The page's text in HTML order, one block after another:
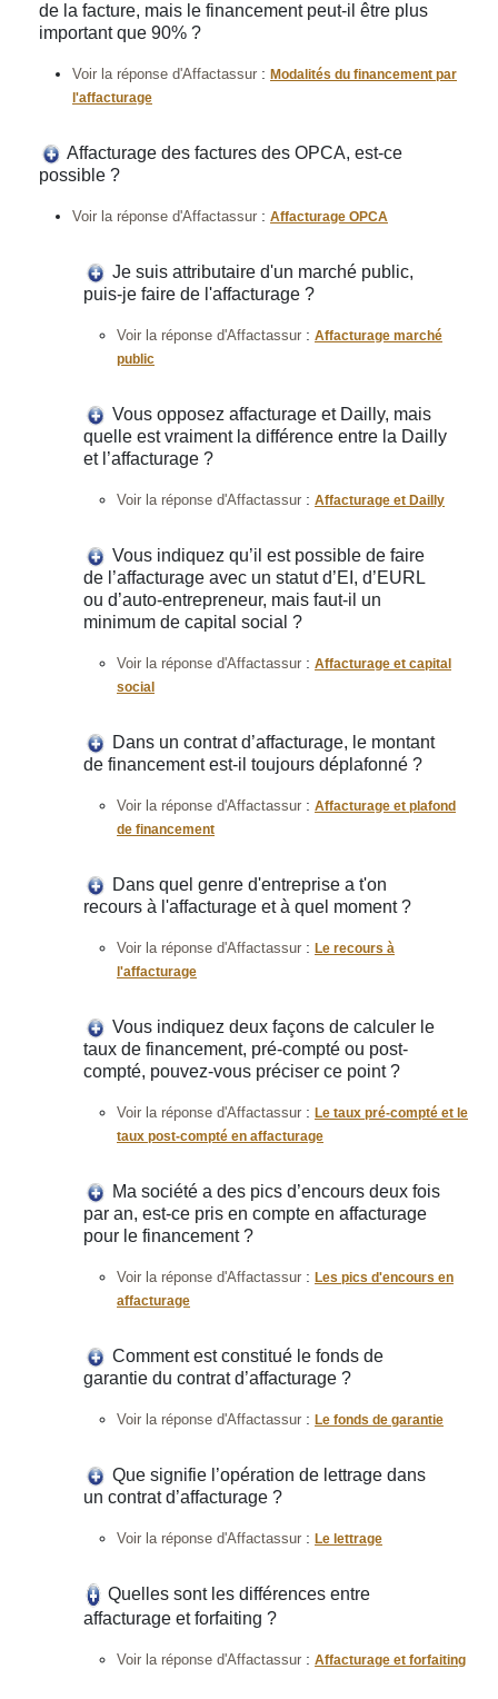
de la facture, mais le financement peut-il être plus
important que 90% ?
Voir la réponse d'Affactassur : Modalités du financement par
l'affacturage
Affacturage des factures des OPCA, est-ce
possible ?
Voir la réponse d'Affactassur : Affacturage OPCA
Je suis attributaire d'un marché public,
puis-je faire de l'affacturage ?
Voir la réponse d'Affactassur : Affacturage marché
public
Vous opposez affacturage et Dailly, mais
quelle est vraiment la différence entre la Dailly
et l’affacturage ?
Voir la réponse d'Affactassur : Affacturage et Dailly
Vous indiquez qu’il est possible de faire
de l’affacturage avec un statut d’EI, d’EURL
ou d’auto-entrepreneur, mais faut-il un
minimum de capital social ?
Voir la réponse d'Affactassur : Affacturage et capital
social
Dans un contrat d’affacturage, le montant
de financement est-il toujours déplafonné ?
Voir la réponse d'Affactassur : Affacturage et plafond
de financement
Dans quel genre d'entreprise a t'on
recours à l'affacturage et à quel moment ?
Voir la réponse d'Affactassur : Le recours à
l'affacturage
Vous indiquez deux façons de calculer le
taux de financement, pré-compté ou post-
compté, pouvez-vous préciser ce point ?
Voir la réponse d'Affactassur : Le taux pré-compté et le
taux post-compté en affacturage
Ma société a des pics d’encours deux fois
par an, est-ce pris en compte en affacturage
pour le financement ?
Voir la réponse d'Affactassur : Les pics d'encours en
affacturage
Comment est constitué le fonds de
garantie du contrat d’affacturage ?
Voir la réponse d'Affactassur : Le fonds de garantie
Que signifie l’opération de lettrage dans
un contrat d’affacturage ?
Voir la réponse d'Affactassur : Le lettrage
Quelles sont les différences entre
affacturage et forfaiting ?
Voir la réponse d'Affactassur : Affacturage et forfaiting